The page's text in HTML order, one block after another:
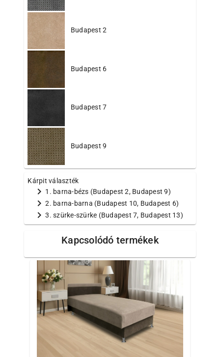
Budapest 2
Budapest 6
Budapest 7
Budapest 9
Kárpit választék
chevron_right 1. barna-bézs (Budapest 2, Budapest 9)
chevron_right2. barna-barna (Budapest 10, Budapest 6)
chevron_right3. szürke-szürke (Budapest 7, Budapest 13)
Kapcsolódó termékek